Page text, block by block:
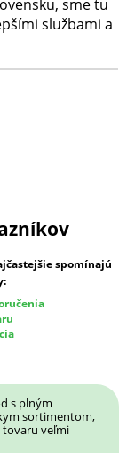
sme tu
službami a
spomínajú
s plným
sortimentom,
veľmi